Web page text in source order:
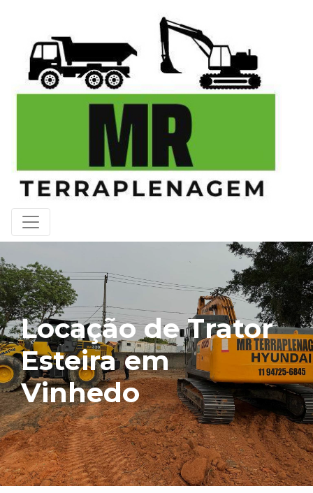
Locação de Trator
Esteira em
Vinhedo